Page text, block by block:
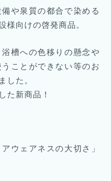
や泉質の都合で染める
様向けの啓発商品。
槽への色移りの懸念や
ことができない等のお
した。
た新商品！
ウェアネスの大切さ」